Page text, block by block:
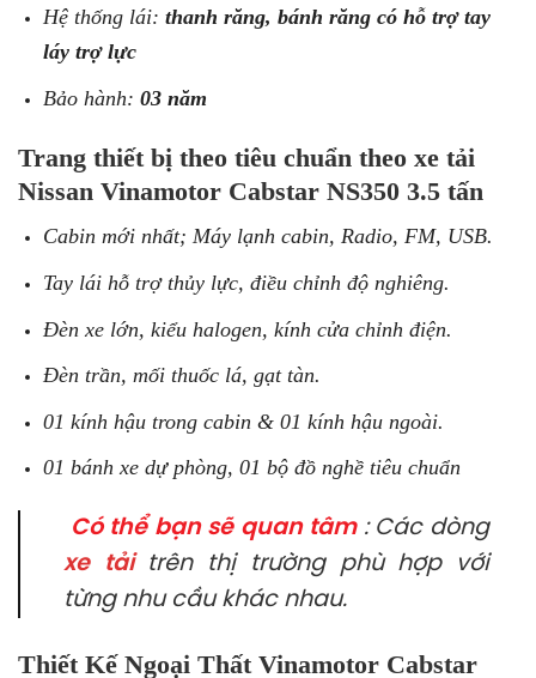
Hệ thống lái: thanh răng, bánh răng có hỗ trợ tay
láy trợ lực
Bảo hành: 03 năm
Trang thiết bị theo tiêu chuẩn theo xe tải
Nissan Vinamotor Cabstar NS350 3.5 tấn
Cabin mới nhất; Máy lạnh cabin, Radio, FM, USB.
Tay lái hỗ trợ thủy lực, điều chỉnh độ nghiêng.
Đèn xe lớn, kiểu halogen, kính cửa chỉnh điện.
Đèn trần, mối thuốc lá, gạt tàn.
01 kính hậu trong cabin & 01 kính hậu ngoài.
01 bánh xe dự phòng, 01 bộ đồ nghề tiêu chuẩn
Có thể bạn sẽ quan tâm: Các dòng
xe tảitrên thị trường phù hợp với
từng nhu cầu khác nhau.
Thiết Kế Ngoại Thất Vinamotor Cabstar